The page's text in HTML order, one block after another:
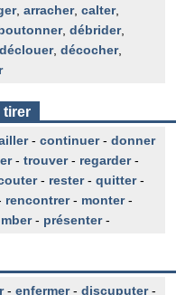
, arracher, calter,
, débrider,
déclouer, décocher,
tirer
- continuer- donner
- trouver- regarder-
- rester- quitter-
rencontrer- monter-
- présenter-
- enfermer- discuputer-